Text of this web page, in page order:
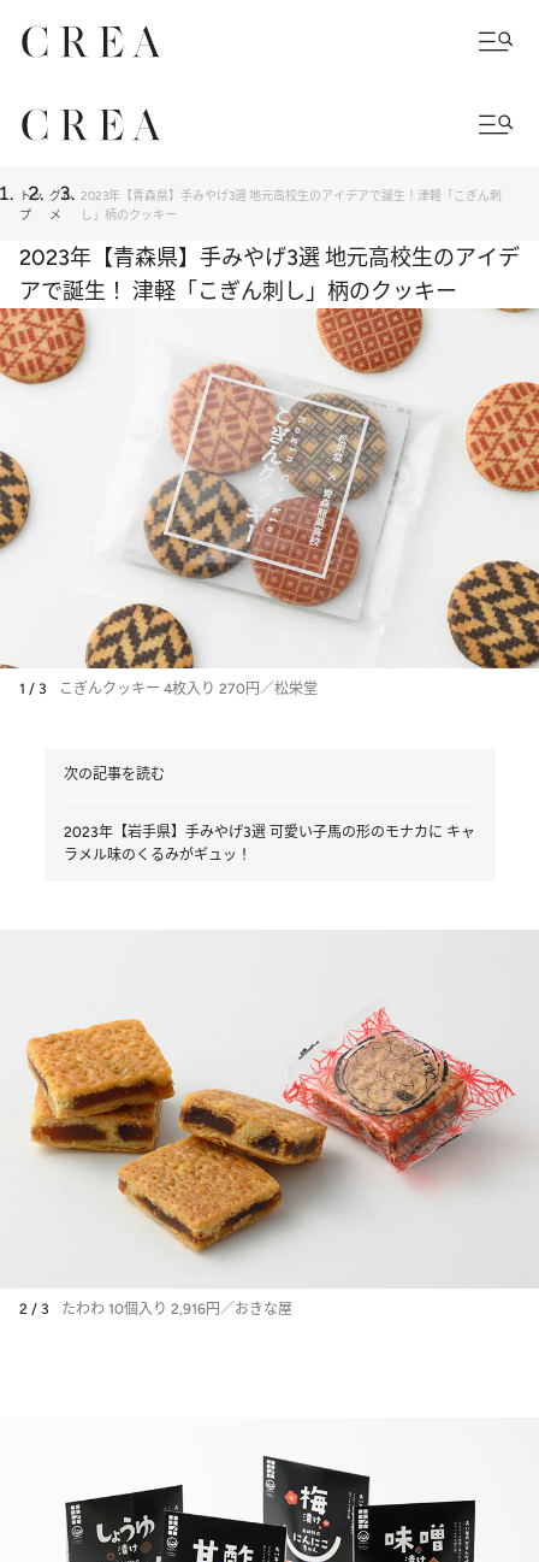
トッ
プ
グル
メ
2023年【青森県】手みやげ3選 地元高校生のアイデアで誕生！津軽「こぎん刺
し」柄のクッキー
2023年【青森県】手みやげ3選 地元高校生のアイデ
アで誕生！ 津軽「こぎん刺し」柄のクッキー
1 / 3 こぎんクッキー 4枚入り 270円／松栄堂
次の記事を読む
2023年【岩手県】手みやげ3選 可愛い子馬の形のモナカに キャ
ラメル味のくるみがギュッ！
2 / 3 たわわ 10個入り 2,916円／おきな屋